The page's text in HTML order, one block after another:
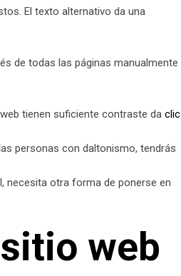
El texto alternativo da una
de todas las páginas manualmente
tienen suficiente contraste da clic
personas con daltonismo, tendrás
necesita otra forma de ponerse en
web